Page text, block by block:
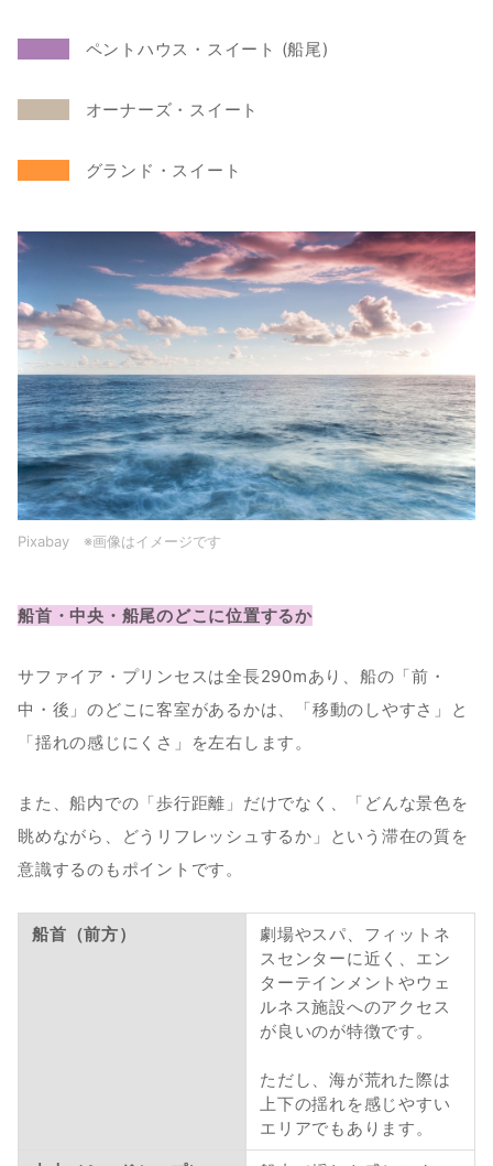
   ペントハウス・スイート (船尾)
   オーナーズ・スイート
   グランド・スイート
Pixabay　※画像はイメージです
船首・中央・船尾のどこに位置するか
サファイア・プリンセスは全長290mあり、船の「前・
中・後」のどこに客室があるかは、「移動のしやすさ」と
「揺れの感じにくさ」を左右します。
また、船内での「歩行距離」だけでなく、「どんな景色を
眺めながら、どうリフレッシュするか」という滞在の質を
意識するのもポイントです。
船首（前方）
劇場やスパ、フィットネ
スセンターに近く、エン
ターテインメントやウェ
ルネス施設へのアクセス
が良いのが特徴です。
ただし、海が荒れた際は
上下の揺れを感じやすい
エリアでもあります。